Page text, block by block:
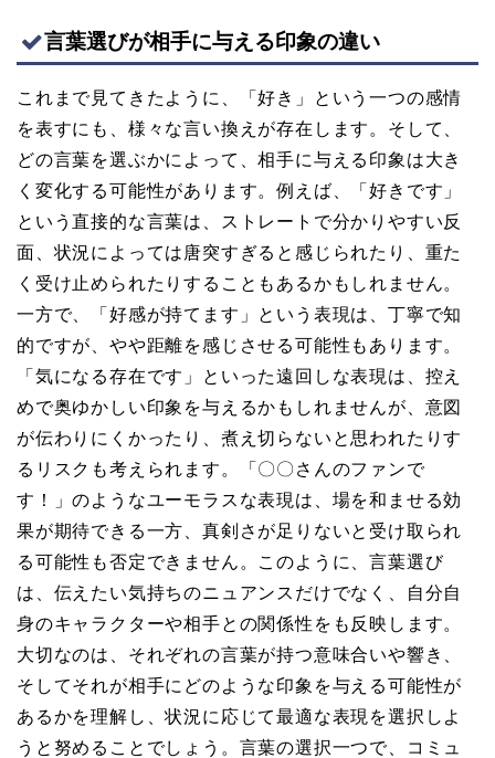
言葉選びが相手に与える印象の違い
これまで見てきたように、「好き」という一つの感情
を表すにも、様々な言い換えが存在します。そして、
どの言葉を選ぶかによって、相手に与える印象は大き
く変化する可能性があります。例えば、「好きです」
という直接的な言葉は、ストレートで分かりやすい反
面、状況によっては唐突すぎると感じられたり、重た
く受け止められたりすることもあるかもしれません。
一方で、「好感が持てます」という表現は、丁寧で知
的ですが、やや距離を感じさせる可能性もあります。
「気になる存在です」といった遠回しな表現は、控え
めで奥ゆかしい印象を与えるかもしれませんが、意図
が伝わりにくかったり、煮え切らないと思われたりす
るリスクも考えられます。「〇〇さんのファンで
す！」のようなユーモラスな表現は、場を和ませる効
果が期待できる一方、真剣さが足りないと受け取られ
る可能性も否定できません。このように、言葉選び
は、伝えたい気持ちのニュアンスだけでなく、自分自
身のキャラクターや相手との関係性をも反映します。
大切なのは、それぞれの言葉が持つ意味合いや響き、
そしてそれが相手にどのような印象を与える可能性が
あるかを理解し、状況に応じて最適な表現を選択しよ
うと努めることでしょう。言葉の選択一つで、コミュ